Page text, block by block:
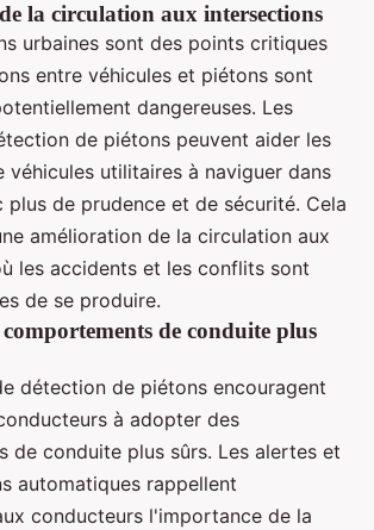
la circulation aux intersections
urbaines sont des points critiques
entre véhicules et piétons sont
dangereuses. Les
de piétons peuvent aider les
véhicules utilitaires à naviguer dans
plus de prudence et de sécurité. Cela
amélioration de la circulation aux
les accidents et les conflits sont
de se produire.
de conduite plus
détection de piétons encouragent
à adopter des
de conduite plus sûrs. Les alertes et
automatiques rappellent
conducteurs l'importance de la